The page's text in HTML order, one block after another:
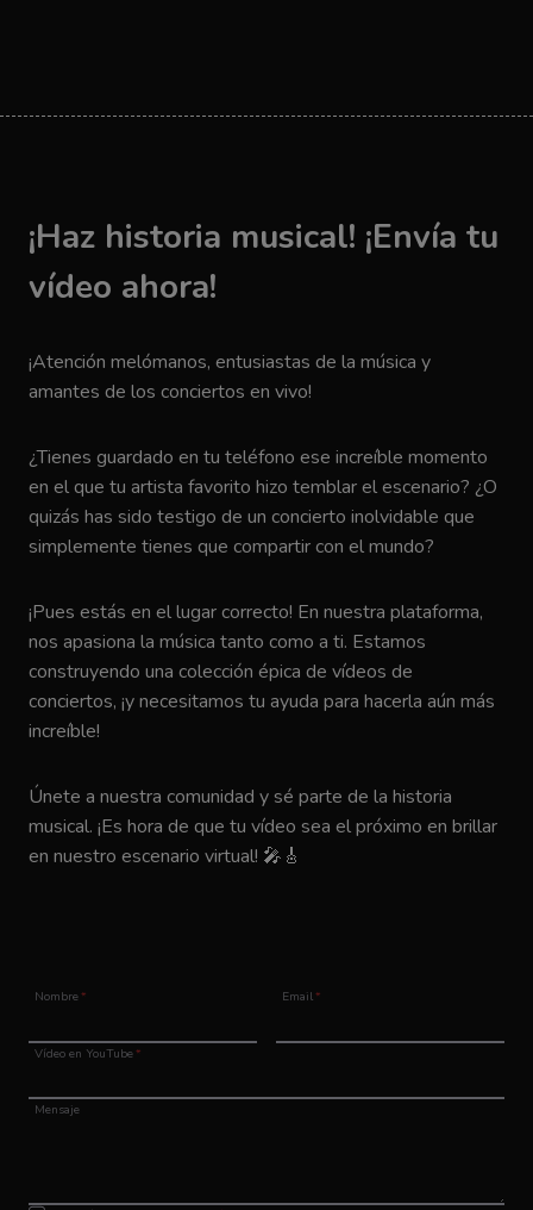
¡Haz historia musical! ¡Envía tu
vídeo ahora!
¡Atención melómanos, entusiastas de la música y
amantes de los conciertos en vivo!
¿Tienes guardado en tu teléfono ese increíble momento
en el que tu artista favorito hizo temblar el escenario? ¿O
quizás has sido testigo de un concierto inolvidable que
simplemente tienes que compartir con el mundo?
¡Pues estás en el lugar correcto! En nuestra plataforma,
nos apasiona la música tanto como a ti. Estamos
construyendo una colección épica de vídeos de
conciertos, ¡y necesitamos tu ayuda para hacerla aún más
increíble!
Únete a nuestra comunidad y sé parte de la historia
musical. ¡Es hora de que tu vídeo sea el próximo en brillar
en nuestro escenario virtual! 🎤🎸
Nombre* Email*
Vídeo en YouTube*
Mensaje